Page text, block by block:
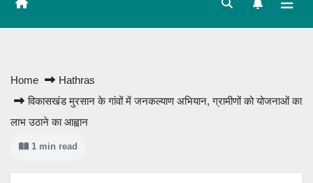
Home
Hathras
विकासखंड मुरसान के गांवों में जनकल्याण अभियान, ग्रामीणों को योजनाओं का
लाभ उठाने का आह्वान
1 min read